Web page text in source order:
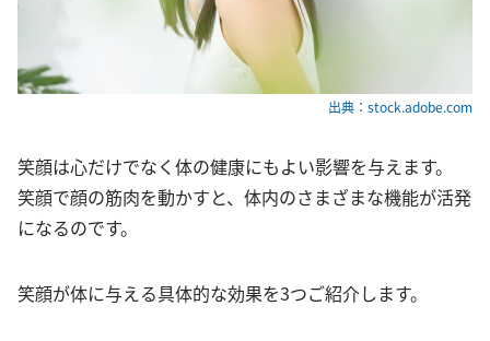
出典：stock.adobe.com
笑顔は心だけでなく体の健康にもよい影響を与えます。
笑顔で顔の筋肉を動かすと、体内のさまざまな機能が活発
になるのです。
笑顔が体に与える具体的な効果を3つご紹介します。